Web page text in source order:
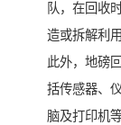
队，在回收
造或拆解利
此外，地磅
括传感器、
脑及打印机